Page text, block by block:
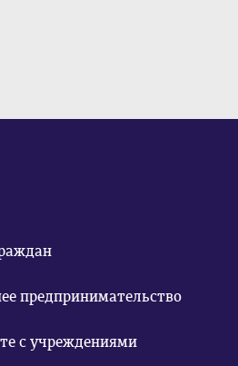
предпринимательство
с учреждениями